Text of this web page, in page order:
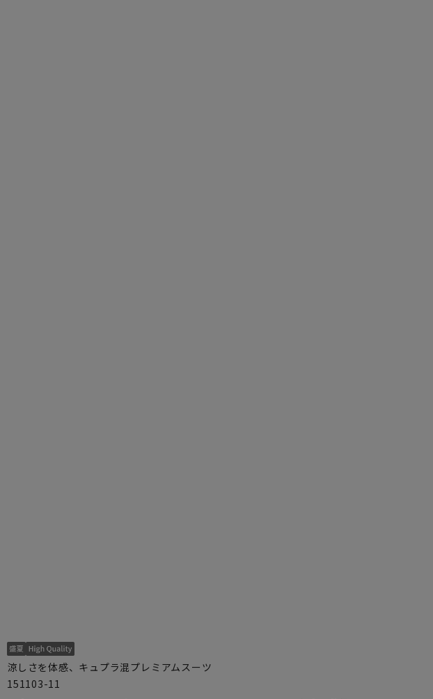
BE10 YA2 YA4 YA5 YA6 YA7
涼しさを体感、キュプラ混プレミアムスーツ
151103-11